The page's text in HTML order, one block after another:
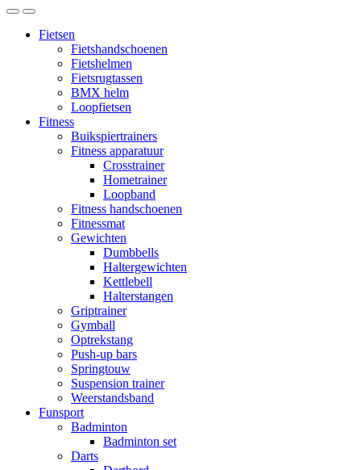
Fietsen
Fietshandschoenen
Fietshelmen
Fietsrugtassen
BMX helm
Loopfietsen
Fitness
Buikspiertrainers
Fitness apparatuur
Crosstrainer
Hometrainer
Loopband
Fitness handschoenen
Fitnessmat
Gewichten
Dumbbells
Haltergewichten
Kettlebell
Halterstangen
Griptrainer
Gymball
Optrekstang
Push-up bars
Springtouw
Suspension trainer
Weerstandsband
Funsport
Badminton
Badminton set
Darts